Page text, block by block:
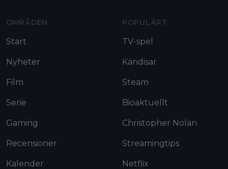
OMRÅDEN
Start
Nyheter
Film
Serie
Gaming
Recensioner
Kalender
POPULÄRT
TV-spel
Kändisar
Steam
Bioaktuellt
Christopher Nolan
Streamingtips
Netflix